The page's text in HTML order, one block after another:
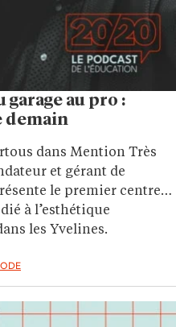
garage au pro :
demain
dans Mention Très
et gérant de
le premier centre
à l’esthétique
les Yvelines.